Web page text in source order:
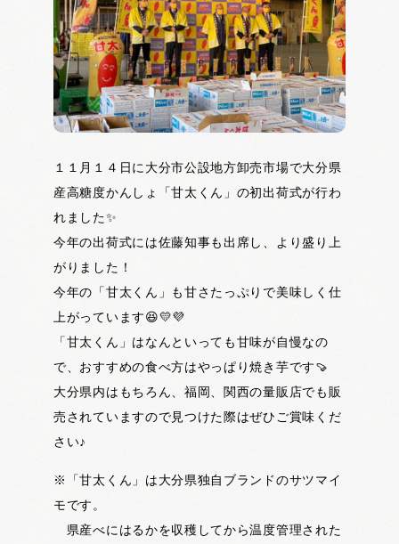
１１月１４日に大分市公設地方卸売市場で大分県
産高糖度かんしょ「甘太くん」の初出荷式が行わ
れました✨
今年の出荷式には佐藤知事も出席し、より盛り上
がりました！
今年の「甘太くん」も甘さたっぷりで美味しく仕
上がっています😆💛💜
「甘太くん」はなんといっても甘味が自慢なの
で、おすすめの食べ方はやっぱり焼き芋です🍠
大分県内はもちろん、福岡、関西の量販店でも販
売されていますので見つけた際はぜひご賞味くだ
さい♪
※「甘太くん」は大分県独自ブランドのサツマイ
モです。
県産べにはるかを収穫してから温度管理された